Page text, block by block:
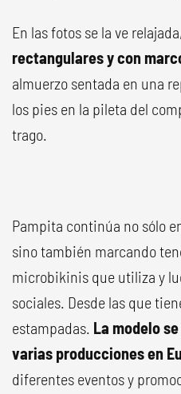
En las fotos se la ve
rectangulares y con
almuerzo sentada en una
los pies en la pileta del
trago.
Pampita continúa no sólo
sino también marcando
microbikinis que utiliza y
sociales. Desde las que
estampadas. La modelo
varias producciones en
diferentes eventos y